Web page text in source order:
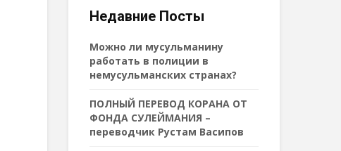
Недавние Посты
Можно ли мусульманину
работать в полиции в
немусульманских странах?
ПОЛНЫЙ ПЕРЕВОД КОРАНА ОТ
ФОНДА СУЛЕЙМАНИЯ –
переводчик Рустам Васипов